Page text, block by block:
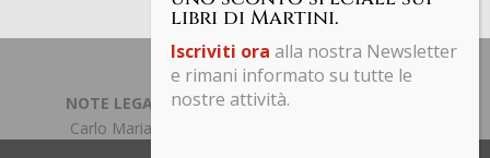
NOTE LEGALI | PRIVACY POLICY
Carlo Maria Martini C.F. 97661190153 Tutti i diritti
libri di Martini.
Iscriviti ora alla nostra Newsletter
e rimani informato su tutte le
nostre attività.